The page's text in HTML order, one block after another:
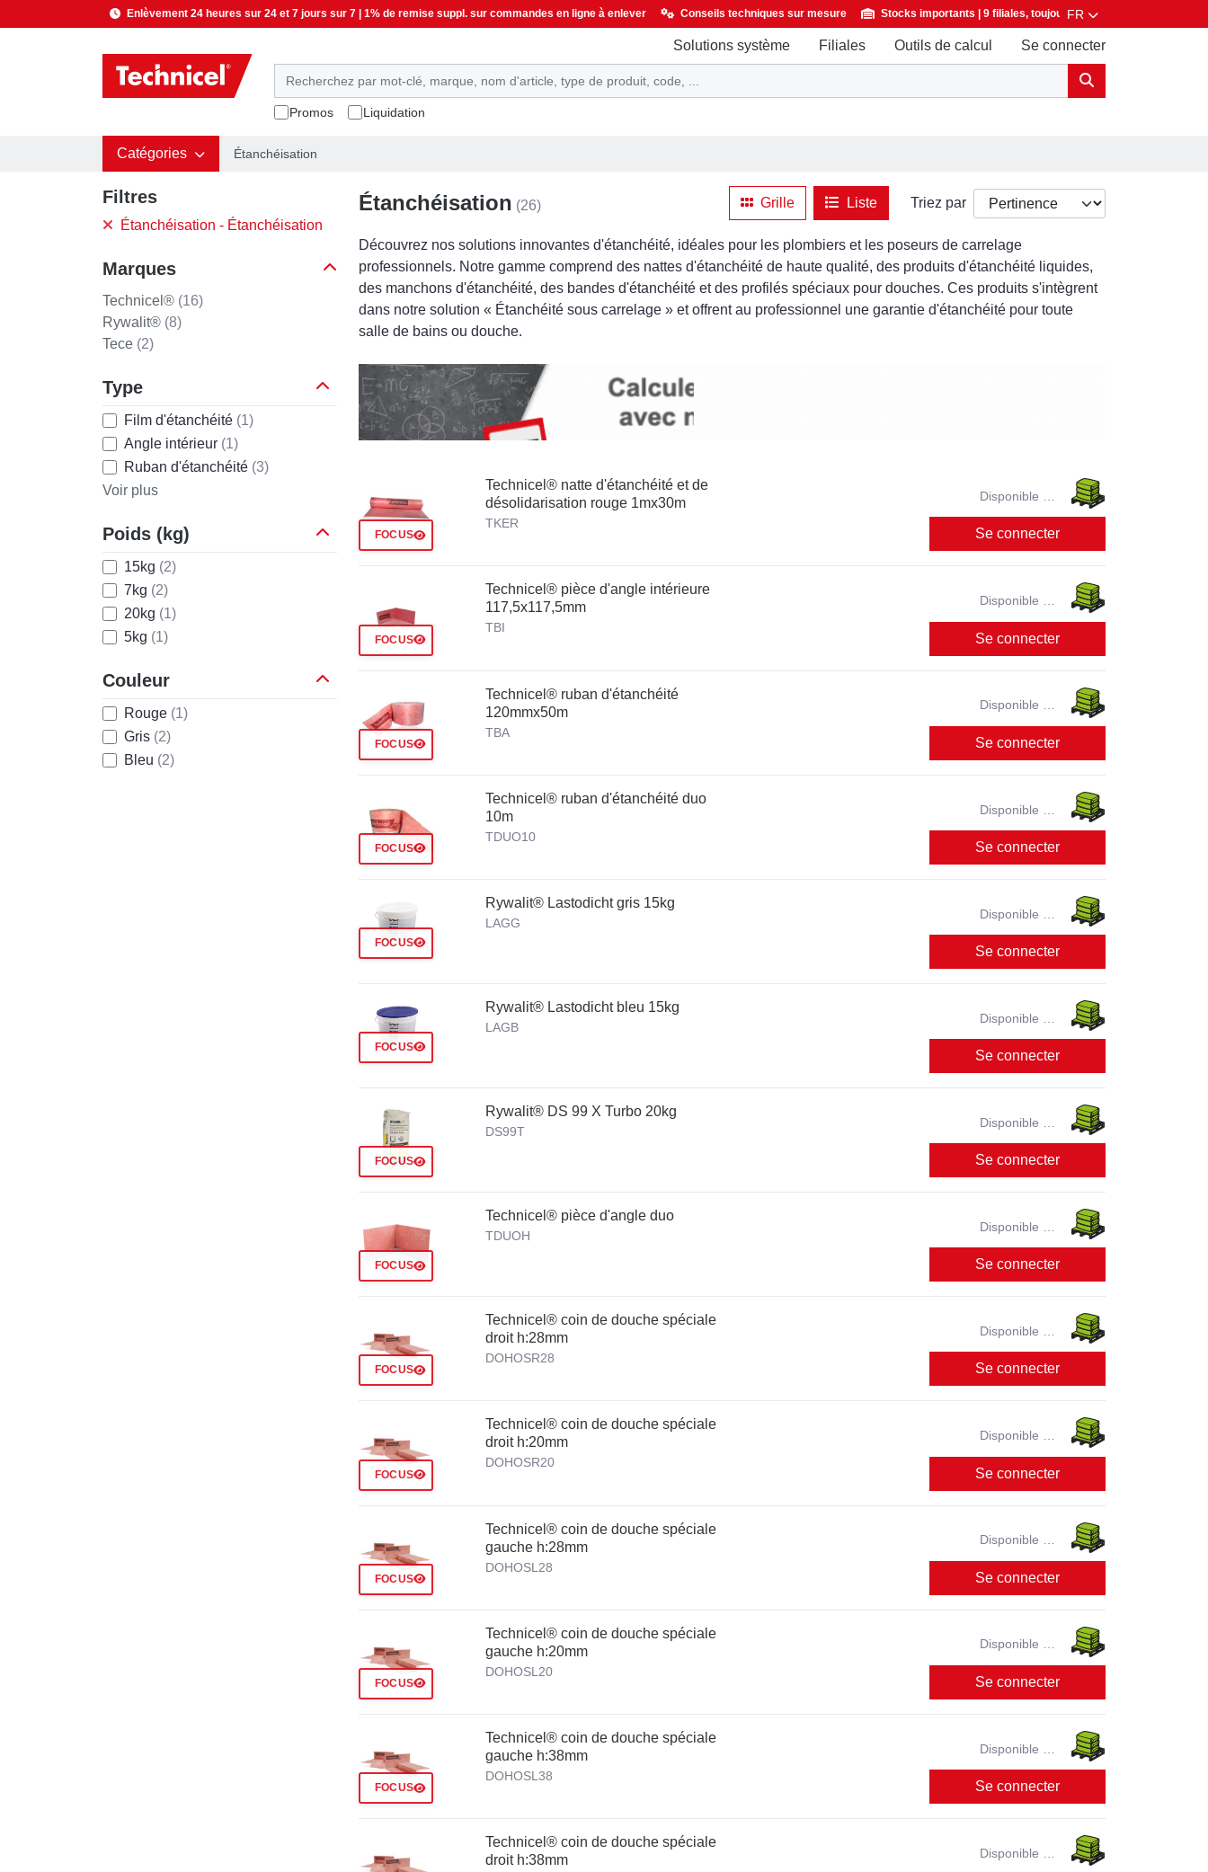
Enlèvement 24 heures sur 24 et 7 jours sur 7 | 1% de remise suppl. sur commandes en ligne à enlever Conseils techniques sur mesure Stocks importants | 9 filiales, toujours à proximité
FR
Solutions système Filiales Outils de calcul Se connecter
Promos Liquidation
Catégories Étanchéisation
Filtres
Étanchéisation - Étanchéisation
Marques
Technicel® (16)
Rywalit® (8)
Tece (2)
Type
Film d'étanchéité (1)
Angle intérieur (1)
Ruban d'étanchéité (3)
Voir plus
Poids (kg)
15kg (2)
7kg (2)
20kg (1)
5kg (1)
Couleur
Rouge (1)
Gris (2)
Bleu (2)
Étanchéisation (26) Grille Liste Triez par
Découvrez nos solutions innovantes d'étanchéité, idéales pour les plombiers et les poseurs de carrelage
professionnels. Notre gamme comprend des nattes d'étanchéité de haute qualité, des produits d'étanchéité liquides,
des manchons d'étanchéité, des bandes d'étanchéité et des profilés spéciaux pour douches. Ces produits s'intègrent
dans notre solution « Étanchéité sous carrelage » et offrent au professionnel une garantie d'étanchéité pour toute
salle de bains ou douche.
FOCUS
Technicel® natte d'étanchéité et de
désolidarisation rouge 1mx30m
TKER
Disponible en
Se connecter
FOCUS
Technicel® pièce d'angle intérieure
117,5x117,5mm
TBI
Disponible en
Se connecter
FOCUS
Technicel® ruban d'étanchéité
120mmx50m
TBA
Disponible en
Se connecter
FOCUS
Technicel® ruban d'étanchéité duo
10m
TDUO10
Disponible en
Se connecter
FOCUS
Rywalit® Lastodicht gris 15kg
LAGG
Disponible en
Se connecter
FOCUS
Rywalit® Lastodicht bleu 15kg
LAGB
Disponible en
Se connecter
FOCUS
Rywalit® DS 99 X Turbo 20kg
DS99T
Disponible en
Se connecter
FOCUS
Technicel® pièce d'angle duo
TDUOH
Disponible en
Se connecter
FOCUS
Technicel® coin de douche spéciale
droit h:28mm
DOHOSR28
Disponible en
Se connecter
FOCUS
Technicel® coin de douche spéciale
droit h:20mm
DOHOSR20
Disponible en
Se connecter
FOCUS
Technicel® coin de douche spéciale
gauche h:28mm
DOHOSL28
Disponible en
Se connecter
FOCUS
Technicel® coin de douche spéciale
gauche h:20mm
DOHOSL20
Disponible en
Se connecter
FOCUS
Technicel® coin de douche spéciale
gauche h:38mm
DOHOSL38
Disponible en
Se connecter
Technicel® coin de douche spéciale
droit h:38mm
Disponible en